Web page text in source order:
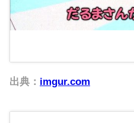
出典： imgur.com